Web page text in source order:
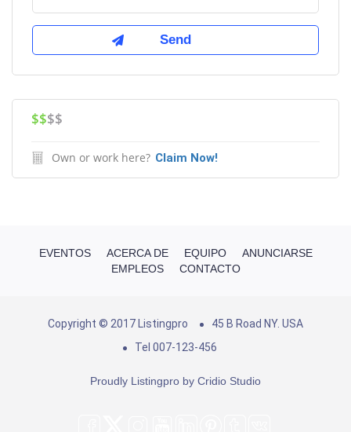
$$$$
Own or work here? Claim Now!
EVENTOS ACERCA DE EQUIPO
ANUNCIARSE
EMPLEOS
CONTACTO
Copyright © 2017 Listingpro
45 B Road NY. USA
Tel 007-123-456
Proudly Listingpro by Cridio Studio